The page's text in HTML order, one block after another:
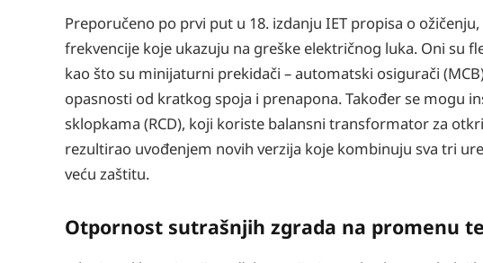
Preporučeno po prvi put u 18. izdanju IET propisa o
frekvencije koje ukazuju na greške električnog luka. Oni su
kao što su minijaturni prekidači – automatski osigurači
opasnosti od kratkog spoja i prenapona. Također se mogu
sklopkama (RCD), koji koriste balansni transformator za
rezultirao uvođenjem novih verzija koje kombinuju sva tri
veću zaštitu.
Otpornost sutrašnjih zgrada na promenu